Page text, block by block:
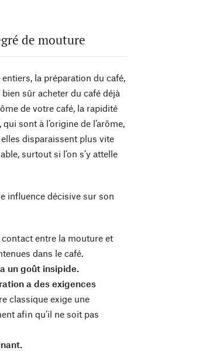
de mouture
la préparation du café,
sûr acheter du café déjà
de votre café, la rapidité
sont à l’origine de l’arôme,
disparaissent plus vite
surtout si l’on s’y attelle
influence décisive sur son
entre la mouture et
dans le café.
un goût insipide.
a des exigences
classique exige une
afin qu’il ne soit pas